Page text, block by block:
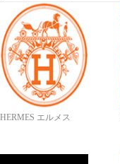
HERMES エルメス